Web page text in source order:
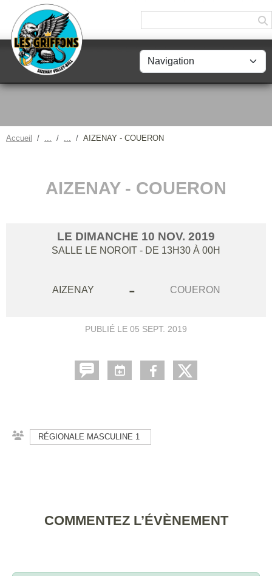
Accueil AIZENAY - COUERON
AIZENAY - COUERON
LE DIMANCHE 10 NOV. 2019
SALLE LE NOROIT - DE 13H30 À 00H
AIZENAY - COUERON
PUBLIÉ LE 05 SEPT. 2019
RÉGIONALE MASCULINE 1
COMMENTEZ L’ÉVÈNEMENT
Panneau de gestion des cookies